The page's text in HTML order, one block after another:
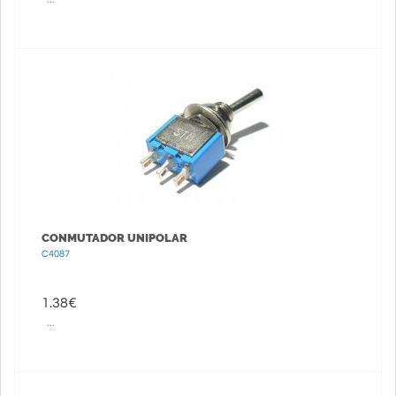
CONMUTADOR UNIPOLAR
C4087
1.38€
...